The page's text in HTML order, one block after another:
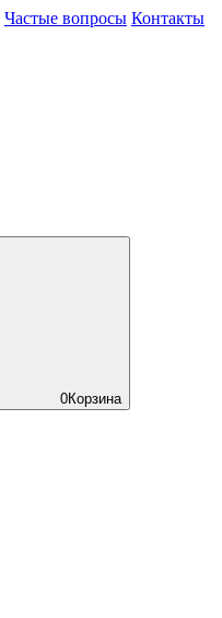
Частые вопросы Контакты
0Корзина